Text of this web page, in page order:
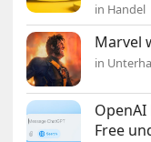
in Handel
Marvel
in
OpenAI
Free